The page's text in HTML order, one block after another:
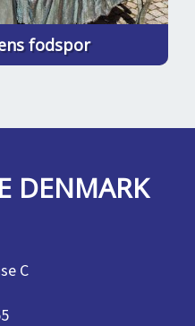
fodspor
DENMARK
C